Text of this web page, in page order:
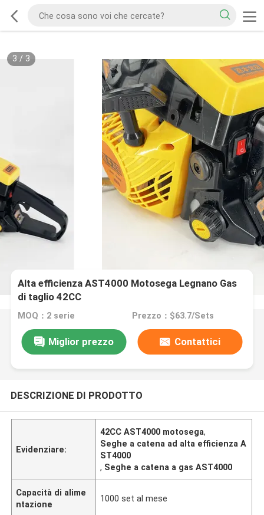
3 / 3
Alta efficienza AST4000 Motosega Legnano Gas
di taglio 42CC
MOQ：2 serie Prezzo：$63.7/Sets
Miglior prezzo Contattici
DESCRIZIONE DI PRODOTTO
Evidenziare:
42CC AST4000 motosega,
Seghe a catena ad alta efficienza A
ST4000
, Seghe a catena a gas AST4000
Capacità di alime
ntazione
1000 set al mese